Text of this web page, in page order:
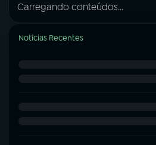
Carregando conteúdos...
Notícias Recentes